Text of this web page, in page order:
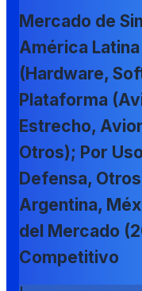
Mercado de
América
(Hardware,
Plataforma
Estrecho,
Otros); Por
Defensa,
Argentina,
del Mercado
Competitivo